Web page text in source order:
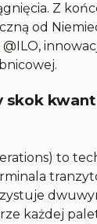
Z
od
@ILO,
skok
to
każdej